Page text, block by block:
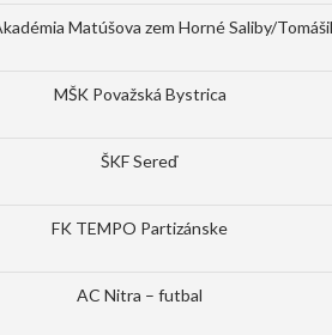
Matúšova zem Horné Saliby/
MŠK Považská Bystrica
ŠKF Sereď
FK TEMPO Partizánske
AC Nitra – futbal